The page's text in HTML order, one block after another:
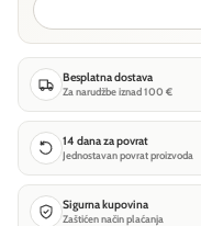
Besplatna dostava
Za narudžbe iznad 100 €
14 dana za povrat
Jednostavan povrat proizvoda
Sigurna kupovina
Zaštićen način plaćanja